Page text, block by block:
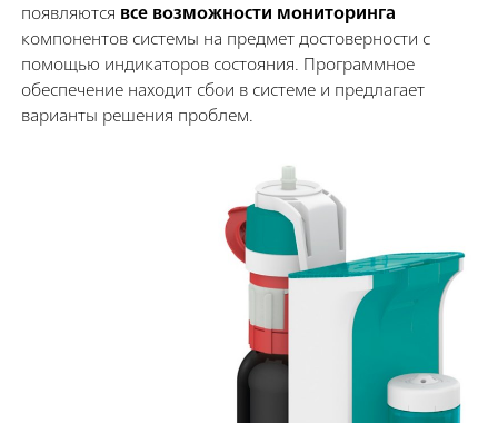
появляются все возможности мониторинга
компонентов системы на предмет достоверности с
помощью индикаторов состояния. Программное
обеспечение находит сбои в системе и предлагает
варианты решения проблем.